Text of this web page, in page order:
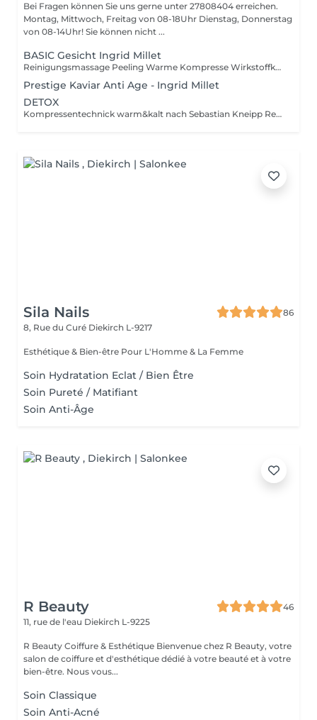
Bei Fragen können Sie uns gerne unter 27808404 erreichen.
Montag, Mittwoch, Freitag von 08-18Uhr Dienstag, Donnerstag
von 08-14Uhr! Sie können nicht ...
BASIC Gesicht Ingrid Millet
Reinigungsmassage Peeling Warme Kompresse Wirkstoffkonzentrat Maske Abschlusspflege
Prestige Kaviar Anti Age - Ingrid Millet
DETOX
Kompressentechnick warm&kalt nach Sebastian Kneipp Reinigungsmassage Sanftes Peeling Enzym- oder Fruchtpeeling Warme Kompresse Gesichtsformende Detox Massage 24K Gold Maske Abschlusspflege
Sila Nails
86
8, Rue du Curé Diekirch L-9217
Esthétique & Bien-être Pour L'Homme & La Femme
Soin Hydratation Eclat / Bien Être
Soin Pureté / Matifiant
Soin Anti-Âge
R Beauty
46
11, rue de l'eau Diekirch L-9225
R Beauty Coiffure & Esthétique Bienvenue chez R Beauty, votre
salon de coiffure et d'esthétique dédié à votre beauté et à votre
bien-être. Nous vous...
Soin Classique
Soin Anti-Acné